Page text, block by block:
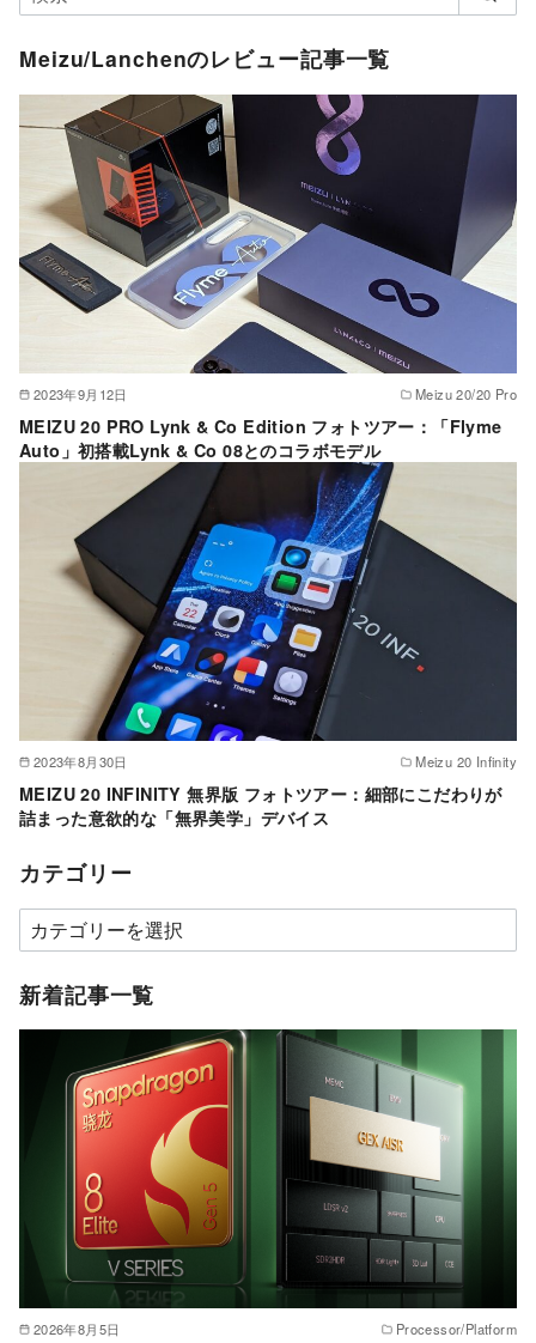
Meizu/Lanchenのレビュー記事一覧
2023年9月12日 Meizu 20/20 Pro
MEIZU 20 PRO Lynk & Co Edition フォトツアー：「Flyme
Auto」初搭載Lynk & Co 08とのコラボモデル
2023年8月30日 Meizu 20 Infinity
MEIZU 20 INFINITY 無界版 フォトツアー：細部にこだわりが
詰まった意欲的な「無界美学」デバイス
カテゴリー
カ
テ
ゴ
新着記事一覧
2026年8月5日 Processor/Platform